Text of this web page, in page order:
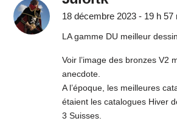
18 décembre 2023 - 19 h 57
LA gamme DU meilleur
Voir l’image des bronzes V2
anecdote.
A l’époque, les meilleures
étaient les catalogues Hiver
3 Suisses.